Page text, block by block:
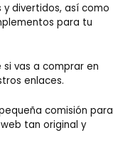
y divertidos, así como
para tu
vas a comprar en
enlaces.
comisión para
tan original y